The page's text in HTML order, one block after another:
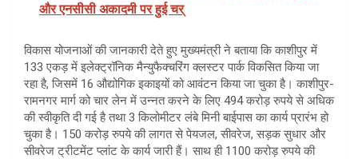
और एनसीसी अकादमी पर हुई चर्
विकास योजनाओं की जानकारी देते हुए मुख्यमंत्री ने बताया कि काशीपुर में
133 एकड़ में इलेक्ट्रॉनिक मैन्युफैक्चरिंग क्लस्टर पार्क विकसित किया जा
रहा है, जिसमें 16 औद्योगिक इकाइयों को आवंटन किया जा चुका है। काशीपुर-
रामनगर मार्ग को चार लेन में उन्नत करने के लिए 494 करोड़ रुपये से अधिक
की स्वीकृति दी गई है तथा 3 किलोमीटर लंबे मिनी बाईपास का कार्य प्रारंभ हो
चुका है। 150 करोड़ रुपये की लागत से पेयजल, सीवरेज, सड़क सुधार और
सीवरेज ट्रीटमेंट प्लांट के कार्य जारी हैं। साथ ही 1100 करोड़ रुपये की